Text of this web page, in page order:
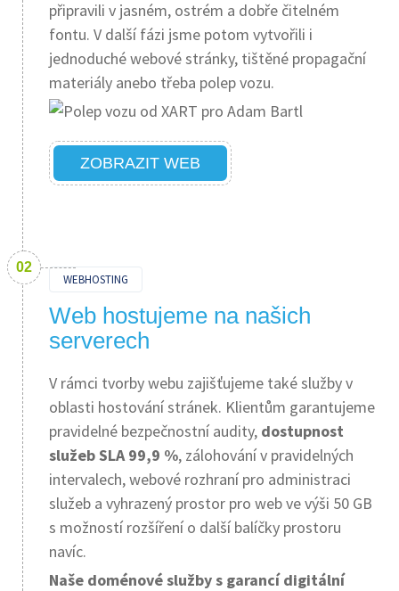
připravili v jasném, ostrém a dobře čitelném
fontu. V další fázi jsme potom vytvořili i
jednoduché webové stránky, tištěné propagační
materiály anebo třeba polep vozu.
ZOBRAZIT WEB
WEBHOSTING
Web hostujeme na našich
serverech
V rámci tvorby webu zajišťujeme také služby v
oblasti hostování stránek. Klientům garantujeme
pravidelné bezpečnostní audity, dostupnost
služeb SLA 99,9 %, zálohování v pravidelných
intervalech, webové rozhraní pro administraci
služeb a vyhrazený prostor pro web ve výši 50 GB
s možností rozšíření o další balíčky prostoru
navíc.
Naše doménové služby s garancí digitální